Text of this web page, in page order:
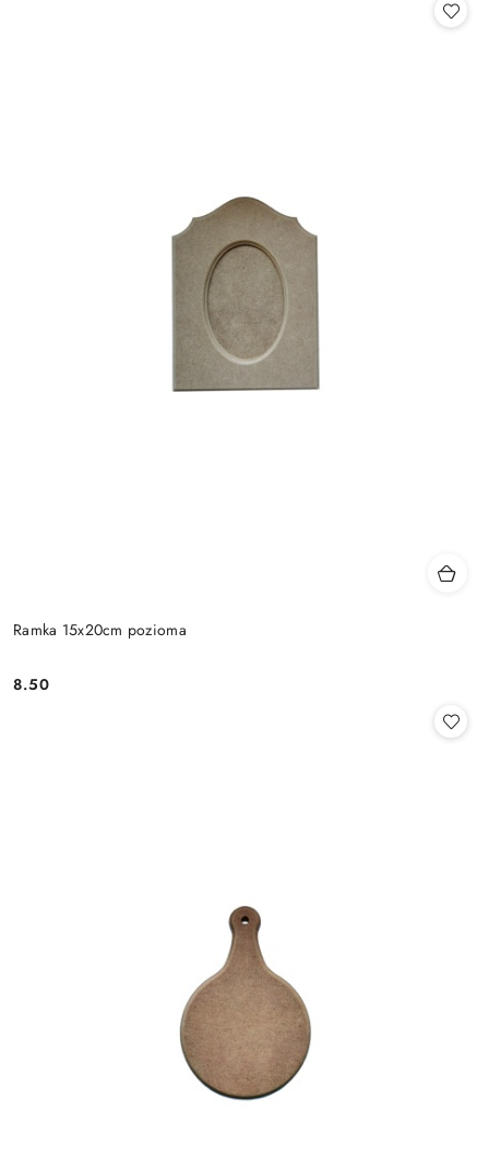
Ramka 15x20cm pozioma
Cena:
8.50